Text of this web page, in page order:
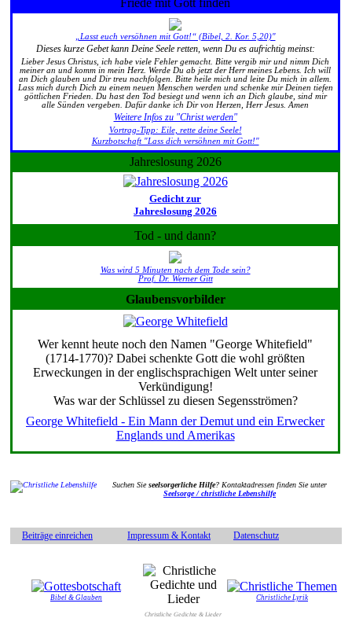
Friede mit Gott finden
„Lasst euch versöhnen mit Gott!“ (Bibel, 2. Kor. 5,20)"
Dieses kurze Gebet kann Deine Seele retten, wenn Du es aufrichtig meinst:
Lieber Jesus Christus, ich habe viele Fehler gemacht. Bitte vergib mir und nimm Dich
meiner an und komm in mein Herz. Werde Du ab jetzt der Herr meines Lebens. Ich will
an Dich glauben und Dir treu nachfolgen. Bitte heile mich und leite Du mich in allem.
Lass mich durch Dich zu einem neuen Menschen werden und schenke mir Deinen tiefen
göttlichen Frieden. Du hast den Tod besiegt und wenn ich an Dich glaube, sind mir
alle Sünden vergeben. Dafür danke ich Dir von Herzen, Herr Jesus. Amen
Weitere Infos zu "Christ werden"
Vortrag-Tipp: Eile, rette deine Seele!
Kurzbotschaft "Lass dich versöhnen mit Gott!"
Jahreslosung 2026
Gedicht zur
Jahreslosung 2026
Tod - und dann?
Was wird 5 Minuten nach dem Tode sein?
Prof. Dr. Werner Gitt
Glaubensvorbilder
Wer kennt heute noch den Namen "George Whitefield"
(1714-1770)? Dabei schenkte Gott die wohl größten
Erweckungen in der englischsprachigen Welt unter seiner
Verkündigung!
Was war der Schlüssel zu diesen Segensströmen?
George Whitefield - Ein Mann der Demut und ein Erwecker
Englands und Amerikas
Suchen Sieseelsorgerliche Hilfe? Kontaktadressen finden Sie unter
Seelsorge / christliche Lebenshilfe
Beiträge einreichen Impressum & Kontakt Datenschutz
Bibel & Glauben
Christliche Gedichte & Lieder
Christliche Lyrik